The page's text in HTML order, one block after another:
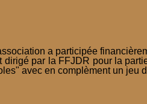
a participée
dirigé par la FFJDR pour la
avec en complèment un jeu